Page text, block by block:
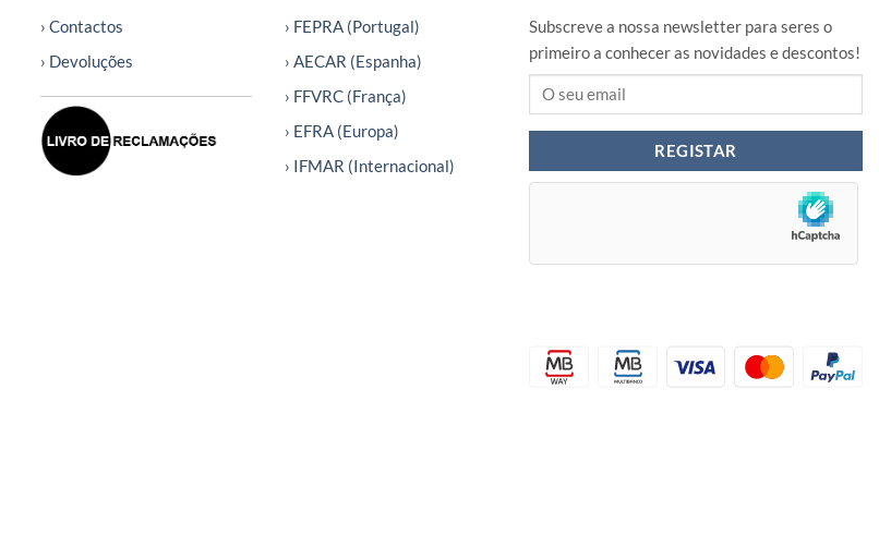
› Contactos
› Devoluções
› FEPRA (Portugal)
› AECAR (Espanha)
› FFVRC (França)
› EFRA (Europa)
› IFMAR (Internacional)
Subscreve a nossa newsletter para seres o
primeiro a conhecer as novidades e descontos!